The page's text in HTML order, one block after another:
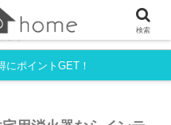
ルライフを目指すmanyaさんちの
ク。
にポイントGET！
検索